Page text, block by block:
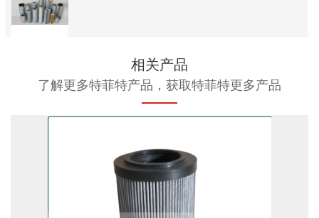
相关产品
了解更多特菲特产品，获取特菲特更多产品